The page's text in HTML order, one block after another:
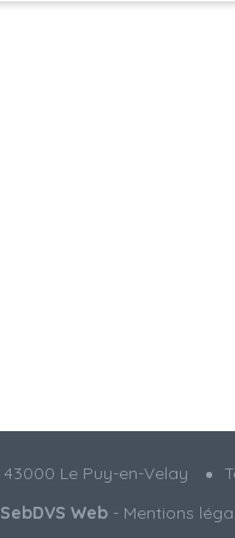
43000 Le Puy-en-Velay
SebDVS Web- Mentions